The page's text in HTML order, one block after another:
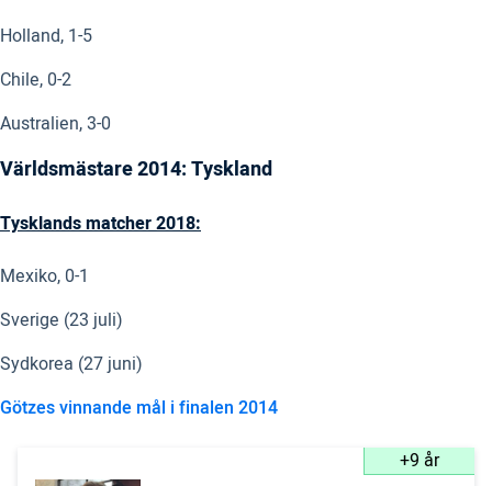
Holland, 1-5
Chile, 0-2
Australien, 3-0
Världsmästare 2014: Tyskland
Tysklands matcher 2018:
Mexiko, 0-1
Sverige (23 juli)
Sydkorea (27 juni)
Götzes vinnande mål i finalen 2014
+9 år